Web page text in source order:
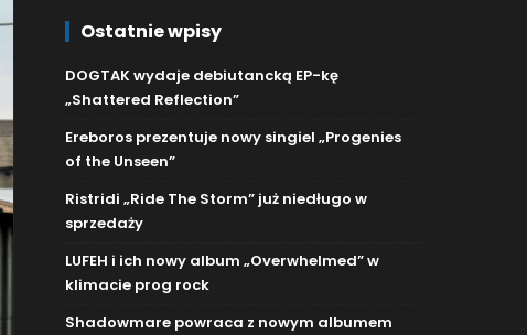
Ostatnie wpisy
DOGTAK wydaje debiutancką EP-kę
„Shattered Reflection”
Ereboros prezentuje nowy singiel „Progenies
of the Unseen”
Ristridi „Ride The Storm” już niedługo w
sprzedaży
LUFEH i ich nowy album „Overwhelmed” w
klimacie prog rock
Shadowmare powraca z nowym albumem